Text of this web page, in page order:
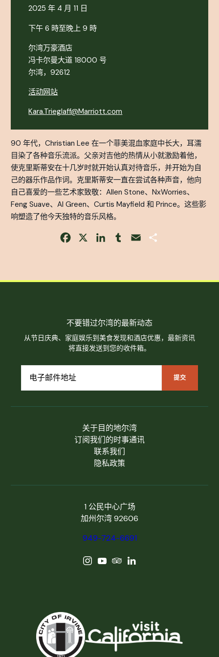
2025 年 4 月 11 日
下午 6 時至晚上 9 時
尔湾万豪酒店
冯卡尔曼大道 18000 号
尔湾，92612
活动网站
Kara.Trieglaff@Marriott.com
90 年代，Christian Lee 在一个菲美混血家庭中长大，耳濡
目染了各种音乐流派。父亲对吉他的热情从小就激励着他，
使克里斯蒂安在十几岁时就开始认真对待音乐，并开始为自
己的器乐作品作词。克里斯蒂安一直在尝试各种声音，他向
自己喜爱的一些艺术家致敬：Allen Stone、NxWorries、
Feng Suave、Al Green、Curtis Mayfield 和 Prince。这些影
响塑造了他今天独特的音乐风格。
Facebook LinkedInTumblrEmail
关于目的地尔湾
订阅我们的时事通讯
联系我们
隐私政策
1 公民中心广场
加州尔湾 92606
949-724-6691
不要错过尔湾的最新动态
从节日庆典、家庭娱乐到美食发现和酒店优惠，最新资讯
将直接发送到您的收件箱。